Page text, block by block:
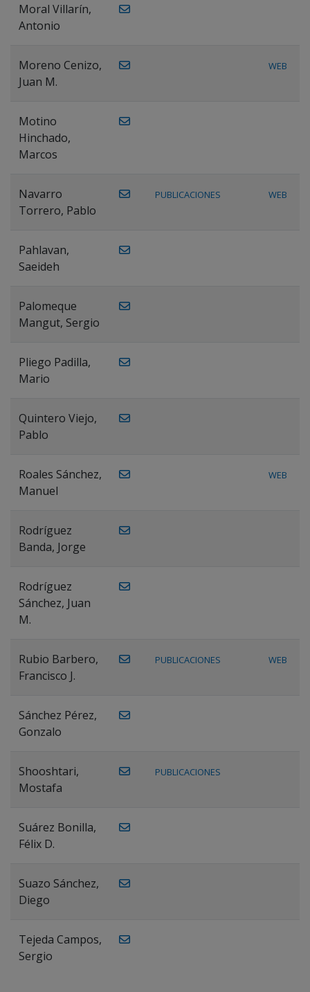
Moral Villarín,
Antonio
Moreno Cenizo,
Juan M.
WEB
Motino
Hinchado,
Marcos
Navarro
Torrero, Pablo
PUBLICACIONES WEB
Pahlavan,
Saeideh
Palomeque
Mangut, Sergio
Pliego Padilla,
Mario
Quintero Viejo,
Pablo
Roales Sánchez,
Manuel
WEB
Rodríguez
Banda, Jorge
Rodríguez
Sánchez, Juan
M.
Rubio Barbero,
Francisco J.
PUBLICACIONES WEB
Sánchez Pérez,
Gonzalo
Shooshtari,
Mostafa
PUBLICACIONES
Suárez Bonilla,
Félix D.
Suazo Sánchez,
Diego
Tejeda Campos,
Sergio